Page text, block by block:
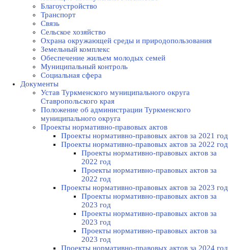
Благоустройство
Транспорт
Связь
Сельское хозяйство
Охрана окружающей среды и природопользования
Земельный комплекс
Обеспечение жильем молодых семей
Муниципальный контроль
Социальная сфера
Документы
Устав Туркменского муниципального округа
Ставропольского края
Положение об администрации Туркменского
муниципального округа
Проекты нормативно-правовых актов
Проекты нормативно-правовых актов за 2021 год
Проекты нормативно-правовых актов за 2022 год
Проекты нормативно-правовых актов за
2022 год
Проекты нормативно-правовых актов за
2022 год
Проекты нормативно-правовых актов за 2023 год
Проекты нормативно-правовых актов за
2023 год
Проекты нормативно-правовых актов за
2023 год
Проекты нормативно-правовых актов за
2023 год
Проекты нормативно-правовых актов за 2024 год